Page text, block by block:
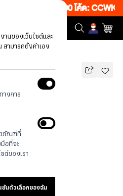
านของเว็บไซต์และ
ามารถตั้งค่าเอง
างการ
ตภัณฑ์ที่
อที่จะ
ต์ของเรา
ยันตัวเลือกของฉัน
นนี้ 20.00-23.00 โค้ด: CCWK2|
: